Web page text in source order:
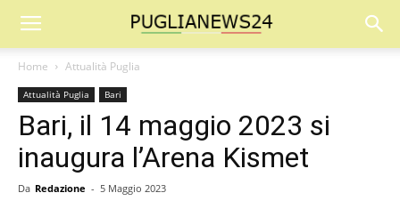
Home Attualità Puglia
Attualità Puglia Bari
Bari, il 14 maggio 2023 si
inaugura l’Arena Kismet
Da Redazione - 5 Maggio 2023